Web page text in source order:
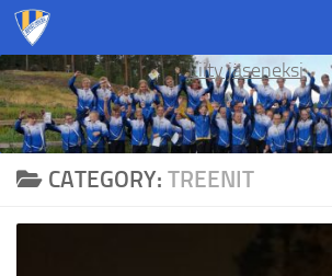
Skip to content
Liity jäseneksi
CATEGORY: TREENIT